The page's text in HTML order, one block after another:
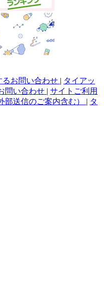
るお問い合わせ | タイアッ
問い合わせ | サイトご利用
部送信のご案内含む） | タ